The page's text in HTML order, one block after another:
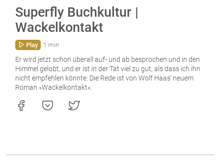
Superfly Buchkultur |
Wackelkontakt
Play 1 min
Er wird jetzt schon überall auf- und ab besprochen und in den
Himmel gelobt, und er ist in der Tat viel zu gut, als dass ich ihn
nicht empfehlen könnte: Die Rede ist von Wolf Haas‘ neuem
Roman »Wackelkontakt«.